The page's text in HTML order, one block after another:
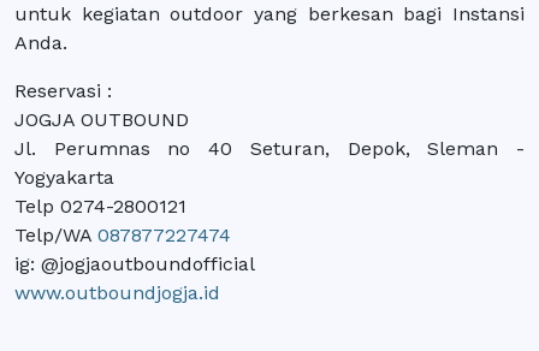
untuk kegiatan outdoor yang berkesan bagi Instansi
Anda.
Reservasi :
JOGJA OUTBOUND
Jl. Perumnas no 40 Seturan, Depok, Sleman -
Yogyakarta
Telp 0274-2800121
Telp/WA 087877227474
ig: @jogjaoutboundofficial
www.outboundjogja.id